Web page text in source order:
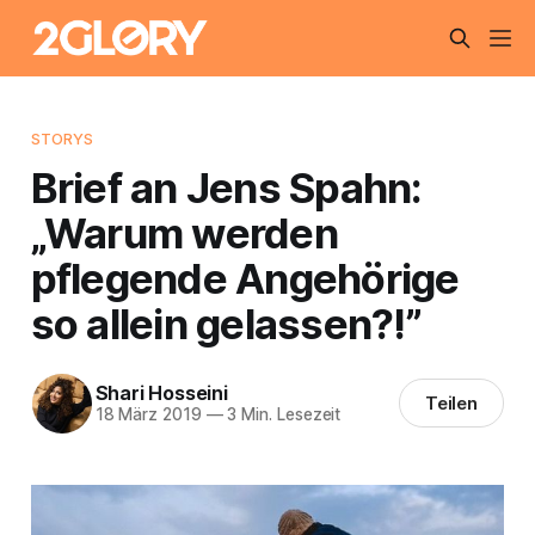
STORYS
Brief an Jens Spahn:
„Warum werden
pflegende Angehörige
so allein gelassen?!”
Shari Hosseini
18 März 2019 —3 Min. Lesezeit Teilen